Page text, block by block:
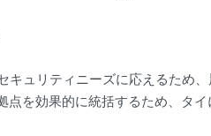
ュリティニーズに応えるため
点を効果的に統括するため、タ